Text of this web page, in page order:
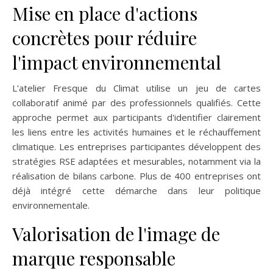
Mise en place d'actions
concrètes pour réduire
l'impact environnemental
L'atelier Fresque du Climat utilise un jeu de cartes
collaboratif animé par des professionnels qualifiés. Cette
approche permet aux participants d'identifier clairement
les liens entre les activités humaines et le réchauffement
climatique. Les entreprises participantes développent des
stratégies RSE adaptées et mesurables, notamment via la
réalisation de bilans carbone. Plus de 400 entreprises ont
déjà intégré cette démarche dans leur politique
environnementale.
Valorisation de l'image de
marque responsable